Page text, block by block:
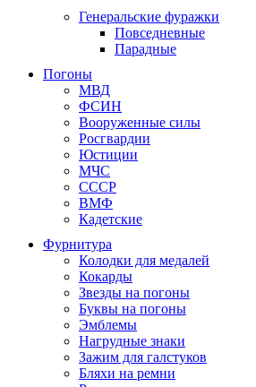
Генеральские фуражки
Повседневные
Парадные
Погоны
МВД
ФСИН
Вооруженные силы
Росгвардии
Юстиции
МЧС
СССР
ВМФ
Кадетские
Фурнитура
Колодки для медалей
Кокарды
Звезды на погоны
Буквы на погоны
Эмблемы
Нагрудные знаки
Зажим для галстуков
Бляхи на ремни